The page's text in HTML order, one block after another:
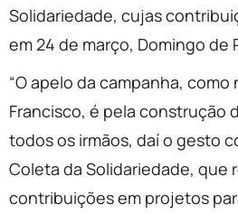
Solidariedade, cujas
em 24 de março, Domingo de
“O apelo da campanha, como
Francisco, é pela construção
todos os irmãos, daí o gesto
Coleta da Solidariedade, que
contribuições em projetos